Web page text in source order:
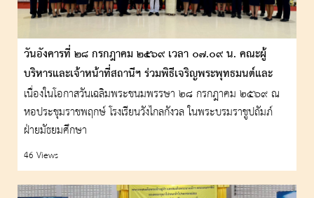
วันอังคารที่ ๒๘ กรกฎาคม ๒๕๖๙ เวลา ๐๗.๐๙ น. คณะผู้
บริหารและเจ้าหน้าที่สถานีฯ ร่วมพิธีเจริญพระพุทธมนต์และ
ทำบุญตักบาตรถวายเป็นพระราชกุศล แด่ พระบาทสมเด็จ
พระเจ้าอยู่หัว
เนื่องในโอกาสวันเฉลิมพระชนมพรรษา ๒๘ กรกฎาคม ๒๕๖๙ ณ
หอประชุมราชพฤกษ์ โรงเรียนวังไกลกังวล ในพระบรมราชูปถัมภ์
ฝ่ายมัธยมศึกษา
46 Views